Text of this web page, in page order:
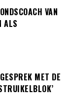
VAN
ALS
MET DE